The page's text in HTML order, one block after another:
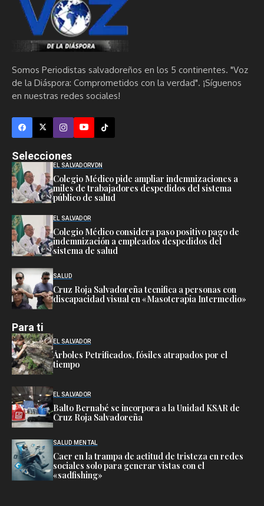
Somos Periodistas salvadoreños en los 5 continentes. "Voz
de la Diáspora: Comprometidos con la verdad". ¡Síguenos
en nuestras redes sociales!
Selecciones
EL SALVADORVDN
Colegio Médico pide ampliar indemnizaciones a
miles de trabajadores despedidos del sistema
público de salud
EL SALVADOR
Colegio Médico considera paso positivo pago de
indemnización a empleados despedidos del
sistema de salud
SALUD
Cruz Roja Salvadoreña tecnifica a personas con
discapacidad visual en «Masoterapia Intermedio»
Para ti
EL SALVADOR
Árboles Petrificados, fósiles atrapados por el
tiempo
EL SALVADOR
Balto Bernabé se incorpora a la Unidad KSAR de
Cruz Roja Salvadoreña
SALUD MENTAL
Caer en la trampa de actitud de tristeza en redes
sociales solo para generar vistas con el
«sadfishing»